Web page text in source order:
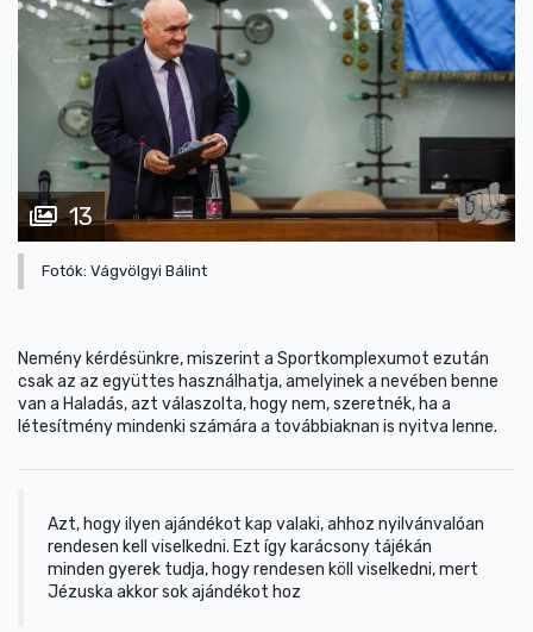
13
Fotók: Vágvölgyi Bálint
Nemény kérdésünkre, miszerint a Sportkomplexumot ezután
csak az az együttes használhatja, amelyinek a nevében benne
van a Haladás, azt válaszolta, hogy nem, szeretnék, ha a
létesítmény mindenki számára a továbbiaknan is nyitva lenne.
Azt, hogy ilyen ajándékot kap valaki, ahhoz nyilvánvalóan
rendesen kell viselkedni. Ezt így karácsony tájékán
minden gyerek tudja, hogy rendesen köll viselkedni, mert
Jézuska akkor sok ajándékot hoz